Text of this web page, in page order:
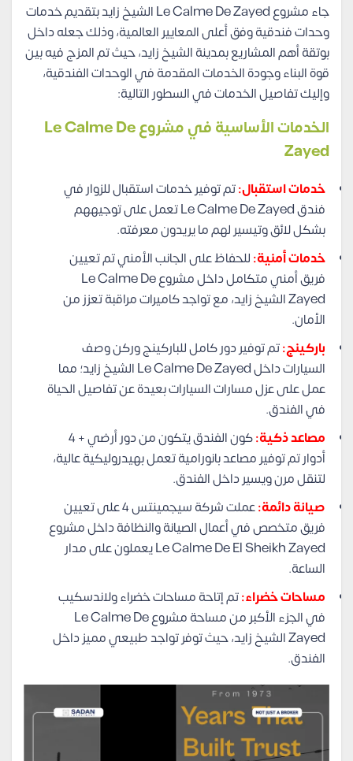
جاء مشروع Le Calme De Zayed الشيخ زايد بتقديم خدمات
وحدات فندقية وفق أعلى المعايير العالمية، وذلك جعله داخل
بوتقة أهم المشاريع بمدينة الشيخ زايد، حيث تم المزج فيه بين
قوة البناء وجودة الخدمات المقدمة في الوحدات الفندقية،
وإليك تفاصيل الخدمات في السطور التالية:
الخدمات الأساسية في مشروع Le Calme De
Zayed
خدمات استقبال:تم توفير خدمات استقبال للزوار في
فندق Le Calme De Zayed تعمل على توجيههم
بشكل لائق وتيسير لهم ما يريدون معرفته.
خدمات أمنية:للحفاظ على الجانب الأمني تم تعيين
فريق أمني متكامل داخل مشروع Le Calme De
Zayed الشيخ زايد، مع تواجد كاميرات مراقبة تعزز من
الأمان.
باركينج:تم توفير دور كامل للباركينج وركن وصف
السيارات داخل Le Calme De Zayed الشيخ زايد؛ مما
عمل على عزل مسارات السيارات بعيدة عن تفاصيل الحياة
في الفندق.
مصاعد ذكية:
كون الفندق يتكون من دور أرضي + 4
أدوار تم توفير مصاعد بانورامية تعمل بهيدروليكية عالية،
لتنقل مرن ويسير داخل الفندق.
صيانة دائمة:
عملت شركة سيجمينتس 4 على تعيين
فريق متخصص في أعمال الصيانة والنظافة داخل مشروع
Le Calme De El Sheikh Zayed يعملون على مدار
الساعة.
مساحات خضراء:تم إتاحة مساحات خضراء ولاندسكيب
في الجزء الأكبر من مساحة مشروع Le Calme De
Zayed الشيخ زايد، حيث توفر تواجد طبيعي مميز داخل
الفندق.